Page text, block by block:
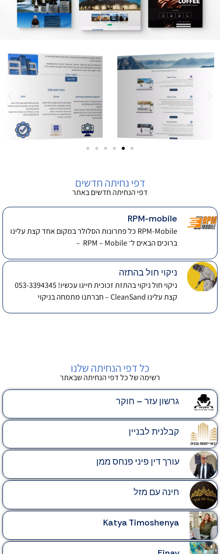
דפי נחיתה חדשים
דפי הנחיתה חדשים באתר
RPM-mobile
RPM-Mobile כל פתרונות הסלולר במקום אחד קצת עלינו
ברוכים הבאים ל־ RPM – Mobile –
ניקוי חול בהתזה
ניקוי חול ניקוי בהתזת זכוכית חייגו עכשיו! 053-3394345
קצת עלינו CleanSand – חברתנו מתמחה בניקוי
כל דפי הנחיתה שלנו
רשימה של כל דפי הנחיתה שבאתר
גרשון עזר – חוקר
קבלנית לבניין
עורך דין פיני פנחס ממן
חינה עם מזל
Katya Timoshenya‎‏